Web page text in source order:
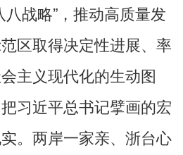
战略”，推动高质量发
区取得决定性进展、率
主义现代化的生动图
习近平总书记擘画的宏
。两岸一家亲、浙台心